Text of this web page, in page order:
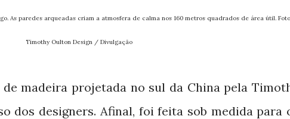
As paredes arqueadas criam a atmosfera de calma nos 160 metros quadrados de área útil.
Timothy Oulton Design / Divulgação
de madeira projetada no sul da China pela
dos designers. Afinal, foi feita sob medida para